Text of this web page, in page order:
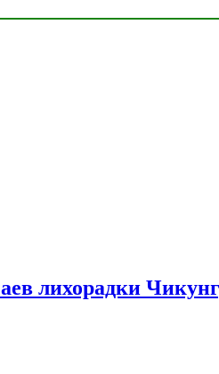
лихорадки